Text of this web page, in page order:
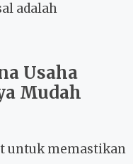
adalah
Usaha
Mudah
untuk memastikan